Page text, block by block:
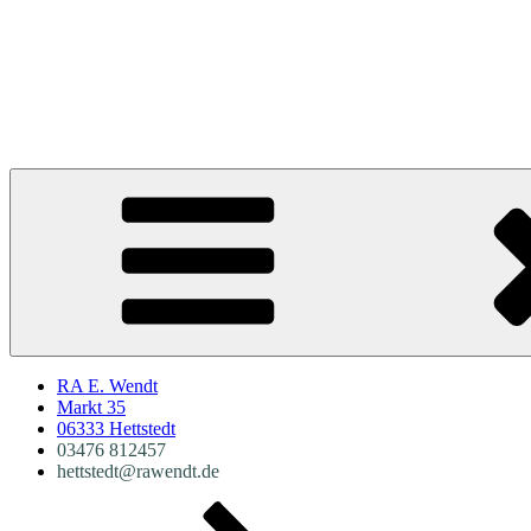
RA E. Wendt
Markt 35
06333 Hettstedt
03476 812457
hettstedt@rawendt.de